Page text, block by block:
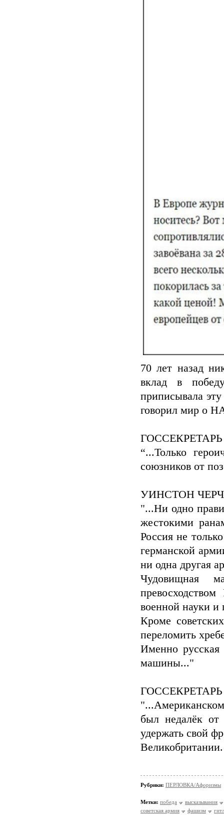
70 лет назад
вклад в
приписывала
говорил мир о
ГОССЕКРЕТАРЬ
“...Только
союзников от
УИНСТОН
"...Ни одно
жестокими
Россия не
германской
ни одна другая
Чудовищная
военной науки и
Кроме
переломить
Именно
машины..."
ГОССЕКРЕТАРЬ
был недалёк
удержать свой
Рубрики: ПЕРЛОВКА/Aфоризмы
Метки: победа
высказывания
советская армия
фашизм